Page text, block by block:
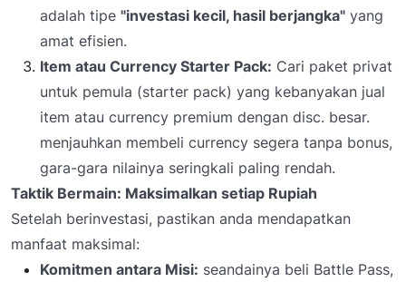
adalah tipe "investasi kecil, hasil berjangka" yang
amat efisien.
Item atau Currency Starter Pack: Cari paket privat
untuk pemula (starter pack) yang kebanyakan jual
item atau currency premium dengan disc. besar.
menjauhkan membeli currency segera tanpa bonus,
gara-gara nilainya seringkali paling rendah.
Taktik Bermain: Maksimalkan setiap Rupiah
Setelah berinvestasi, pastikan anda mendapatkan
manfaat maksimal:
Komitmen antara Misi: seandainya beli Battle Pass,